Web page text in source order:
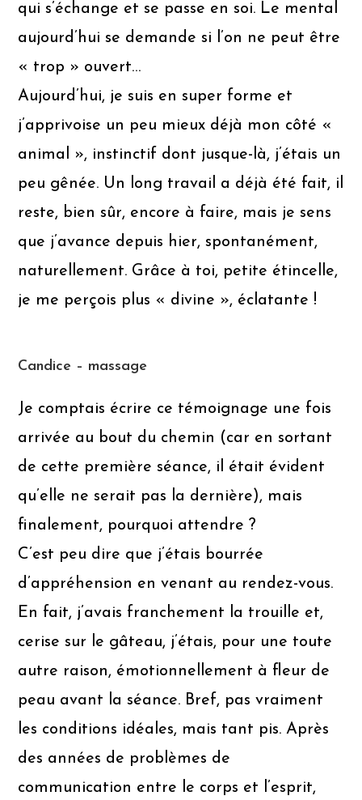
qui s’échange et se passe en soi. Le mental
aujourd’hui se demande si l’on ne peut être
« trop » ouvert…
Aujourd’hui, je suis en super forme et
j’apprivoise un peu mieux déjà mon côté «
animal », instinctif dont jusque-là, j’étais un
peu gênée. Un long travail a déjà été fait, il
reste, bien sûr, encore à faire, mais je sens
que j’avance depuis hier, spontanément,
naturellement. Grâce à toi, petite étincelle,
je me perçois plus « divine », éclatante !
Candice – massage
Je comptais écrire ce témoignage une fois
arrivée au bout du chemin (car en sortant
de cette première séance, il était évident
qu’elle ne serait pas la dernière), mais
finalement, pourquoi attendre ?
C’est peu dire que j’étais bourrée
d’appréhension en venant au rendez-vous.
En fait, j’avais franchement la trouille et,
cerise sur le gâteau, j’étais, pour une toute
autre raison, émotionnellement à fleur de
peau avant la séance. Bref, pas vraiment
les conditions idéales, mais tant pis. Après
des années de problèmes de
communication entre le corps et l’esprit,